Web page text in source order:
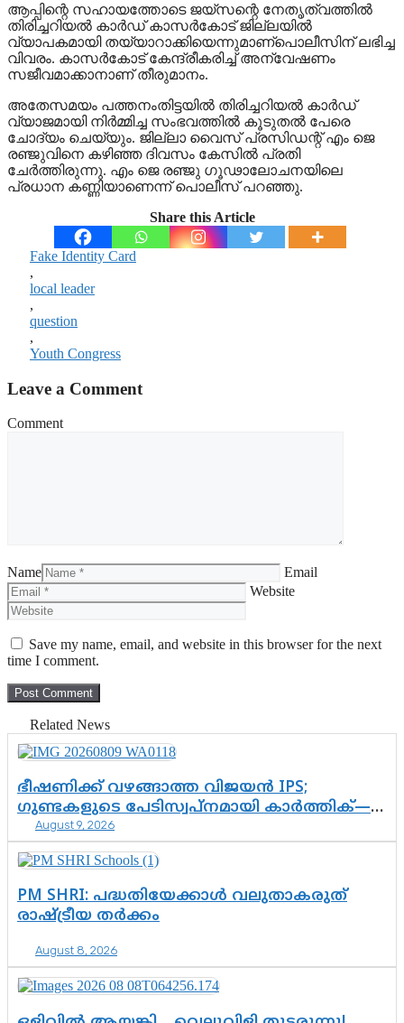
ആപ്പിന്റെ സഹായത്തോടെ ജയ്സന്റെ നേതൃത്വത്തിൽ
തിരിച്ചറിയൽ കാർഡ് കാസർകോട് ജില്ലയിൽ
വ്യാപകമായി തയ്യാറാക്കിയെന്നുമാണ്പൊലീസിന് ലഭിച്ച
വിവരം. കാസർകോട് കേന്ദ്രീകരിച്ച് അന്വേഷണം
സജീവമാക്കാനാണ് തീരുമാനം.
അതേസമയം പത്തനംതിട്ടയിൽ തിരിച്ചറിയൽ കാർഡ്
വ്യാജമായി നിർമ്മിച്ച സംഭവത്തിൽ കൂടുതൽ പേരെ
ചോദ്യം ചെയ്യും. ജില്ലാ വൈസ് പ്രസിഡന്റ് എം ജെ
രഞ്ജുവിനെ കഴിഞ്ഞ ദിവസം കേസിൽ പ്രതി
ചേര്‍ത്തിരുന്നു. എം ജെ രഞ്ജു ഗൂഢാലോചനയിലെ
പ്രധാന കണ്ണിയാണെന്ന് പൊലീസ് പറഞ്ഞു.
Share this Article
Fake Identity Card
,
local leader
,
question
,
Youth Congress
Leave a Comment
Comment
Name
Email
Website
Save my name, email, and website in this browser for the next
time I comment.
Related News
ഭീഷണിക്ക് വഴങ്ങാത്ത വിജയൻ IPS;
ഗുണ്ടകളുടെ പേടിസ്വപ്നമായി കാർത്തിക്—
ചെന്നിത്തലയുടെ ‘പവർ ഹോം’
ഓപ്പറേഷനിൽ ആയങ്കി കുടുങ്ങി!
August 9, 2026
PM SHRI: പദ്ധതിയേക്കാൾ വലുതാകരുത്
രാഷ്ട്രീയ തർക്കം
August 8, 2026